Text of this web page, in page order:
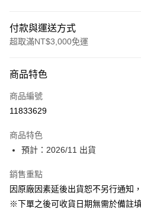
付款與運送方式
超取滿NT$3,000免運
信用卡一次付款
超商取貨付款
ATM付款
運送方式
預購-全家取貨付款(舊)
商品特色
商品編號
11833629
商品特色
預計：2026/11 出貨
銷售重點
因原廠因素延後出貨恕不另行通知
※下單之後可收貨日期無需於備註